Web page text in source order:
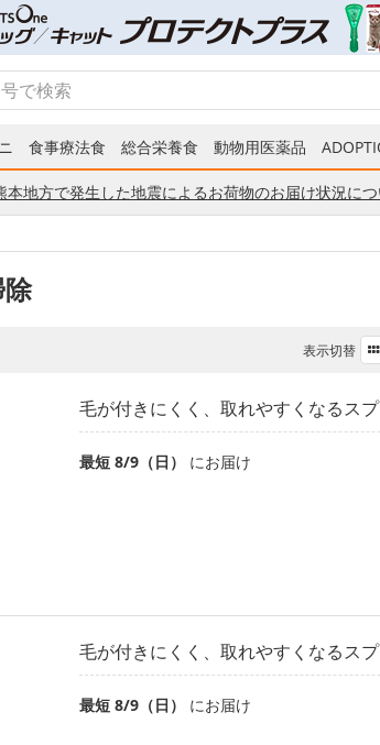
食事療法食 総合栄養食 動物用医薬品
本地方で発生した地震によるお荷物のお届け状況につ
除
表示切替
毛が付きにくく、取れやすくなるス
最短 8/9（日） にお届け
毛が付きにくく、取れやすくなるス
最短 8/9（日） にお届け